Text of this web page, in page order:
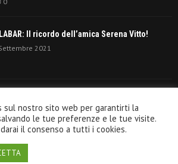
Il ricordo dell’amica Serena Vitto!
2021
2021
sul nostro sito web per garantirti la
le tue preferenze e le tue visite.
darai il consenso a tutti i cookies.